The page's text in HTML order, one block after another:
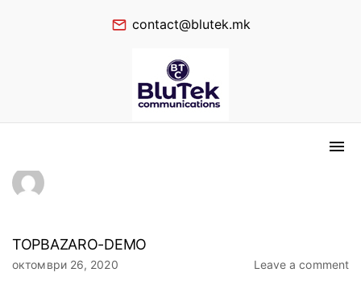
contact@blutek.mk
TOPBAZARO-DEMO
октомври 26, 2020 Leave a comment